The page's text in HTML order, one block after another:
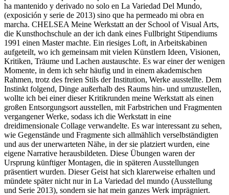
ha mantenido y derivado no solo en La Variedad Del Mundo,
(exposición y serie de 2013) sino que ha permeado mi obra en
marcha. CHELSEA Meine Werkstatt an der School of Visual Arts,
die Kunsthochschule an der ich dank eines Fullbright Stipendiums
1991 einen Master machte. Ein riesiges Loft, in Arbeitskabinen
aufgeteilt, wo ich gemeinsam mit vielen Künstlern Ideen, Visionen,
Kritiken, Träume und Lachen austauschte. Es war einer der wenigen
Momente, in dem ich sehr häufig und in einem akademischen
Rahmen, trotz des freien Stils der Institution, Werke ausstellte. Dem
Instinkt folgend, Dinge außerhalb des Raums hin- und umzustellen,
wollte ich bei einer dieser Kritikrunden meine Werkstatt als einen
großen Entsorgungsort ausstellen, mit Farbstrichen und Fragmenten
vergangener Werke, sodass ich die Werkstatt in eine
dreidimensionale Collage verwandelte. Es war interessant zu sehen,
wie Gegenstände und Fragmente sich allmählich verselbständigten
und aus der unerwarteten Nähe, in der sie platziert wurden, eine
eigene Narrative herausbildeten. Diese Übungen waren der
Ursprung künftiger Montagen, die in späteren Ausstellungen
präsentiert wurden. Dieser Geist hat sich klarerweise erhalten und
mündete später nicht nur in La Variedad del mundo (Ausstellung
und Serie 2013), sondern sie hat mein ganzes Werk imprägniert.